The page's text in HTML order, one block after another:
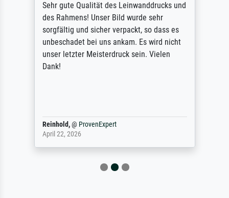
Sehr gute Qualität des Leinwanddrucks und
des Rahmens! Unser Bild wurde sehr
sorgfältig und sicher verpackt, so dass es
unbeschadet bei uns ankam. Es wird nicht
unser letzter Meisterdruck sein. Vielen
Dank!
Reinhold,@ ProvenExpert
April 22, 2026